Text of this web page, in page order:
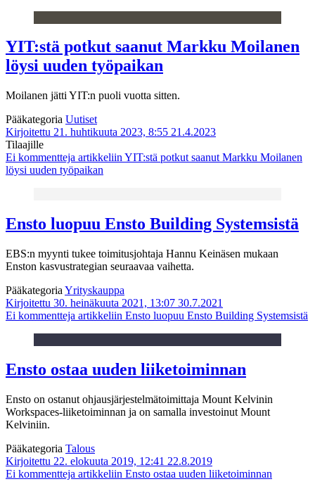
YIT:stä potkut saanut Markku Moilanen
löysi uuden työpaikan
Moilanen jätti YIT:n puoli vuotta sitten.
Pääkategoria Uutiset
Kirjoitettu 21. huhtikuuta 2023, 8:55 21.4.2023
Tilaajille
Ei kommentteja artikkeliin YIT:stä potkut saanut Markku Moilanen
löysi uuden työpaikan
Ensto luopuu Ensto Building Systemsistä
EBS:n myynti tukee toimitusjohtaja Hannu Keinäsen mukaan
Enston kasvustrategian seuraavaa vaihetta.
Pääkategoria Yrityskauppa
Kirjoitettu 30. heinäkuuta 2021, 13:07 30.7.2021
Ei kommentteja artikkeliin Ensto luopuu Ensto Building Systemsistä
Ensto ostaa uuden liiketoiminnan
Ensto on ostanut ohjausjärjestelmätoimittaja Mount Kelvinin
Workspaces-liiketoiminnan ja on samalla investoinut Mount
Kelviniin.
Pääkategoria Talous
Kirjoitettu 22. elokuuta 2019, 12:41 22.8.2019
Ei kommentteja artikkeliin Ensto ostaa uuden liiketoiminnan